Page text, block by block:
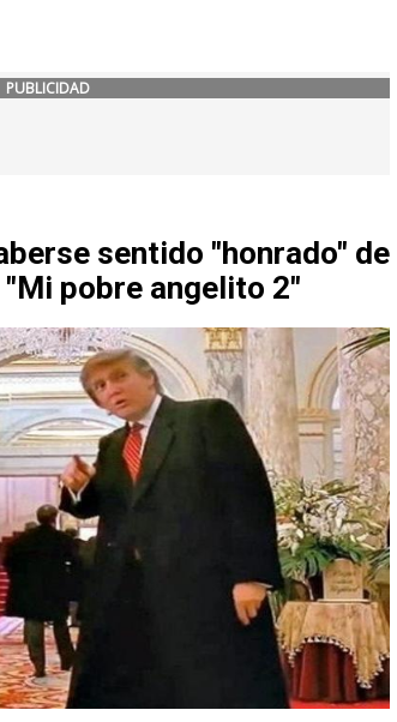
PUBLICIDAD
sentido "honrado" de
pobre angelito 2"